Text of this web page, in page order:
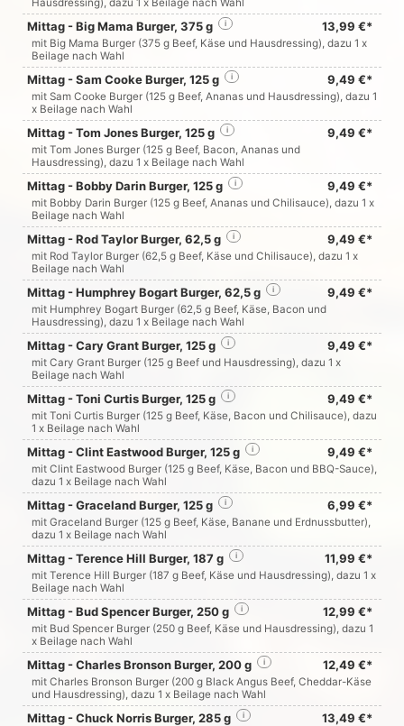
Hausdressing), dazu 1 x Beilage nach Wahl
Mittag - Big Mama Burger, 375 g 13,99 €*
i
mit Big Mama Burger (375 g Beef, Käse und Hausdressing), dazu 1 x
Beilage nach Wahl
Mittag - Sam Cooke Burger, 125 g 9,49 €*
i
mit Sam Cooke Burger (125 g Beef, Ananas und Hausdressing), dazu 1
x Beilage nach Wahl
Mittag - Tom Jones Burger, 125 g 9,49 €*
i
mit Tom Jones Burger (125 g Beef, Bacon, Ananas und
Hausdressing), dazu 1 x Beilage nach Wahl
Mittag - Bobby Darin Burger, 125 g 9,49 €*
i
mit Bobby Darin Burger (125 g Beef, Ananas und Chilisauce), dazu 1 x
Beilage nach Wahl
Mittag - Rod Taylor Burger, 62,5 g 9,49 €*
i
mit Rod Taylor Burger (62,5 g Beef, Käse und Chilisauce), dazu 1 x
Beilage nach Wahl
Mittag - Humphrey Bogart Burger, 62,5 g 9,49 €*
i
mit Humphrey Bogart Burger (62,5 g Beef, Käse, Bacon und
Hausdressing), dazu 1 x Beilage nach Wahl
Mittag - Cary Grant Burger, 125 g 9,49 €*
i
mit Cary Grant Burger (125 g Beef und Hausdressing), dazu 1 x
Beilage nach Wahl
Mittag - Toni Curtis Burger, 125 g 9,49 €*
i
mit Toni Curtis Burger (125 g Beef, Käse, Bacon und Chilisauce), dazu
1 x Beilage nach Wahl
Mittag - Clint Eastwood Burger, 125 g 9,49 €*
i
mit Clint Eastwood Burger (125 g Beef, Käse, Bacon und BBQ-Sauce),
dazu 1 x Beilage nach Wahl
Mittag - Graceland Burger, 125 g 6,99 €*
i
mit Graceland Burger (125 g Beef, Käse, Banane und Erdnussbutter),
dazu 1 x Beilage nach Wahl
Mittag - Terence Hill Burger, 187 g 11,99 €*
i
mit Terence Hill Burger (187 g Beef, Käse und Hausdressing), dazu 1 x
Beilage nach Wahl
Mittag - Bud Spencer Burger, 250 g 12,99 €*
i
mit Bud Spencer Burger (250 g Beef, Käse und Hausdressing), dazu 1
x Beilage nach Wahl
Mittag - Charles Bronson Burger, 200 g 12,49 €*
i
mit Charles Bronson Burger (200 g Black Angus Beef, Cheddar-Käse
und Hausdressing), dazu 1 x Beilage nach Wahl
Mittag - Chuck Norris Burger, 285 g 13,49 €*
i